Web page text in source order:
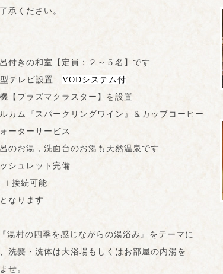
ください。
きの和室【定員：２～５名】です
テレビ設置
VODシ ステム付
プラズマクラスター】を設置
ム『スパークリングワイン』＆カップコーヒー
ターサービス
お湯，洗面台のお湯も天然温泉です
シュレット完備
接続可能
なります
湯村の四季を感じながらの湯浴み』をテーマに
洗髪・洗体は大浴場もしくはお部屋の内湯を
せ。